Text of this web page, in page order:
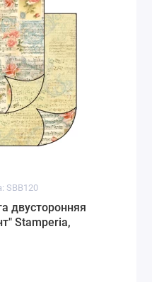
SBB120
двусторонняя
Stamperia,